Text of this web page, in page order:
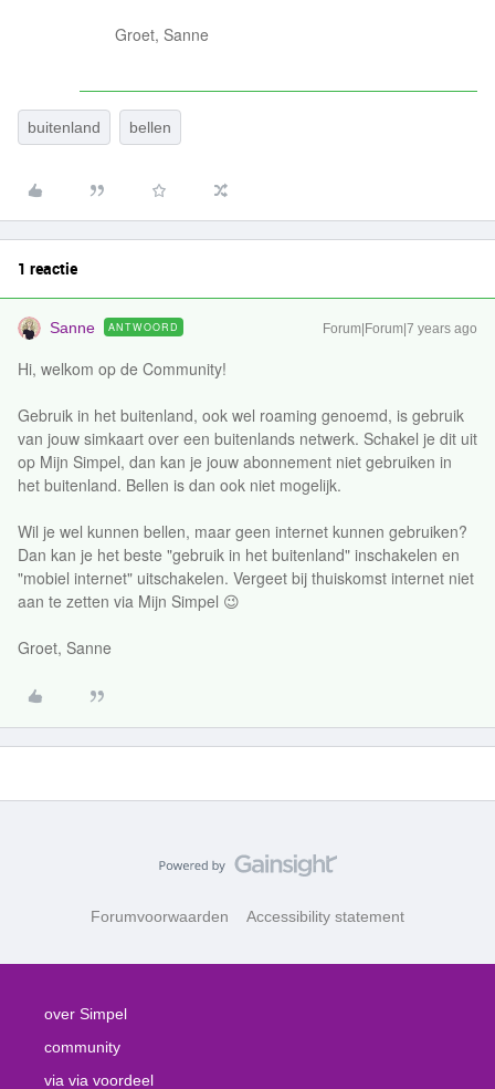
Groet, Sanne
buitenland bellen
1 reactie
Sanne ANTWOORD Forum|Forum|7 years ago
Hi, welkom op de Community!
Gebruik in het buitenland, ook wel roaming genoemd, is gebruik
van jouw simkaart over een buitenlands netwerk. Schakel je dit uit
op Mijn Simpel, dan kan je jouw abonnement niet gebruiken in
het buitenland. Bellen is dan ook niet mogelijk.
Wil je wel kunnen bellen, maar geen internet kunnen gebruiken?
Dan kan je het beste "gebruik in het buitenland" inschakelen en
"mobiel internet" uitschakelen. Vergeet bij thuiskomst internet niet
aan te zetten via Mijn Simpel 😉
Groet, Sanne
Forumvoorwaarden Accessibility statement
over Simpel
community
via via voordeel